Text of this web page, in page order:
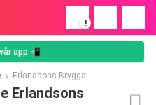
!
app 📲
Erlandsons Brygga
Erlandsons